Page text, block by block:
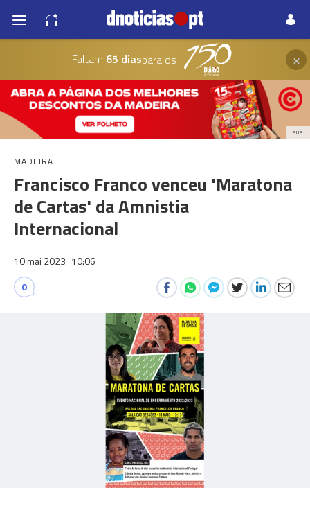
Faltam 65 diaspara os ×
PUB
MADEIRA
Francisco Franco venceu 'Maratona
de Cartas' da Amnistia
Internacional
10 mai 2023 10:06
0